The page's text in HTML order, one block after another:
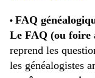
• FAQ
Le FAQ (ou foire
reprend les
les généalogistes